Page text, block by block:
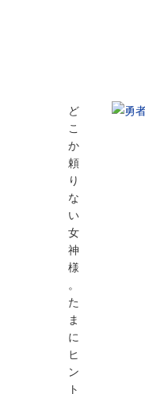
ど
こ
か
頼
り
な
い
女
神
様
。
た
ま
に
ヒ
ン
ト